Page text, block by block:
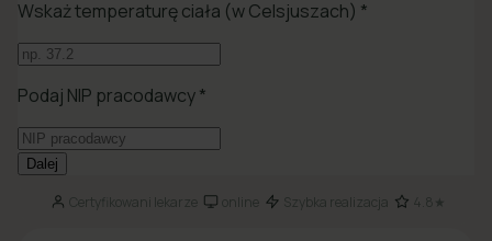
Certyfikowani lekarze· online· Szybka realizacja 4.8★